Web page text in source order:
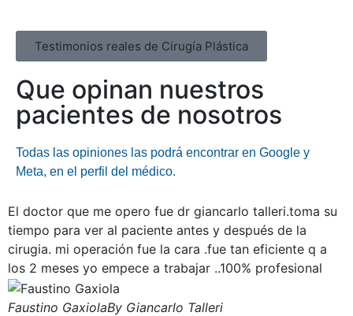
Testimonios reales de Cirugía Plástica
Que opinan nuestros
pacientes de nosotros
Todas las opiniones las podrá encontrar en Google y
Meta, en el perfil del médico.
El doctor que me opero fue dr giancarlo talleri.toma su
tiempo para ver al paciente antes y después de la
cirugia. mi operación fue la cara .fue tan eficiente q a
los 2 meses yo empece a trabajar ..100% profesional
Faustino GaxiolaBy Giancarlo Talleri